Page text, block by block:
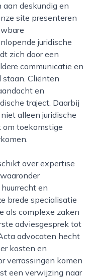
deskundig en
site presenteren
juridische
zich door een
communicatie en
Cliënten
en
traject. Daarbij
alleen juridische
om toekomstige
en
brede specialisatie
als complexe zaken
adviesgesprek tot
advocaten hecht
kosten en
verrassingen komen
een verwijzing naar